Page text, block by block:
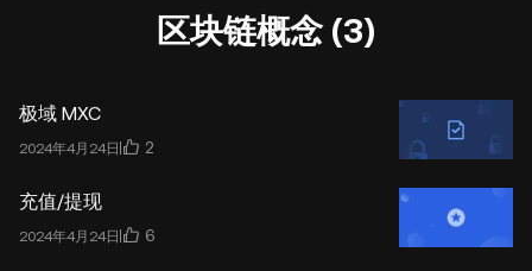
区块链概念 (3)
极域 MXC
2024年4月24日 2
充值/提现
2024年4月24日 6